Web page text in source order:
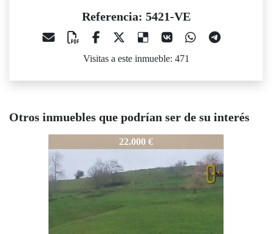
Referencia: 5421-VE
Visitas a este inmueble: 471
Otros inmuebles que podrían ser de su interés
22.000 €
5421-VE